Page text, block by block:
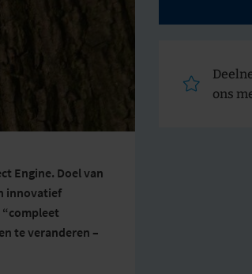
Engine. Doel van
innovatief
“compleet
te veranderen –
ons